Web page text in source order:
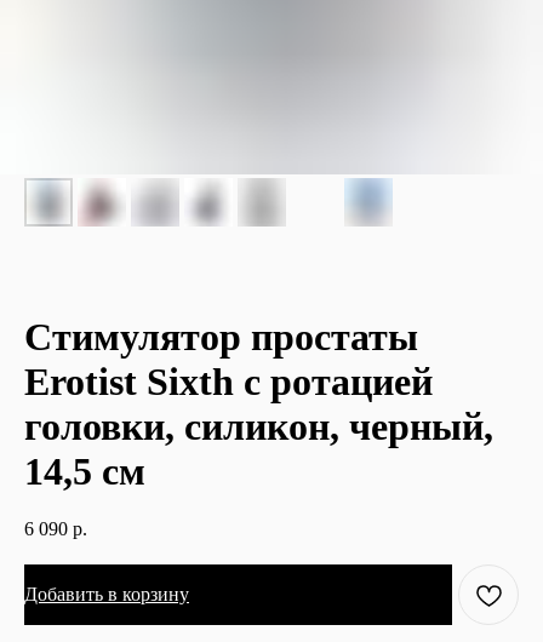
Стимулятор простаты
Erotist Sixth с ротацией
головки, силикон, черный,
14,5 см
6 090 р.
Добавить в корзину